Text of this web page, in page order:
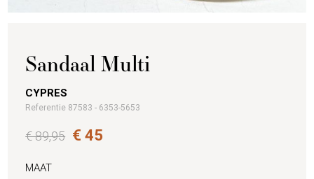
Sandaal Multi
CYPRES
Referentie 87583 - 6353-5653
€ 89,95 € 45
MAAT